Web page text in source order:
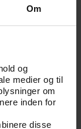
Om
og
medier og til
om
inden for
disse